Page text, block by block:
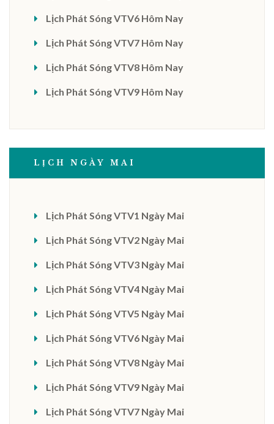
Lịch Phát Sóng VTV6 Hôm Nay
Lịch Phát Sóng VTV7 Hôm Nay
Lịch Phát Sóng VTV8 Hôm Nay
Lịch Phát Sóng VTV9 Hôm Nay
LỊCH NGÀY MAI
Lịch Phát Sóng VTV1 Ngày Mai
Lịch Phát Sóng VTV2 Ngày Mai
Lịch Phát Sóng VTV3 Ngày Mai
Lịch Phát Sóng VTV4 Ngày Mai
Lịch Phát Sóng VTV5 Ngày Mai
Lịch Phát Sóng VTV6 Ngày Mai
Lịch Phát Sóng VTV8 Ngày Mai
Lịch Phát Sóng VTV9 Ngày Mai
Lịch Phát Sóng VTV7 Ngày Mai